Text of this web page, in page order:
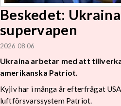
Beskedet:
supervapen
2026 08 06
Ukraina arbetar med att
amerikanska Patriot.
Kyjiv har i många år efterfrågat
luftförsvarssystem Patriot.